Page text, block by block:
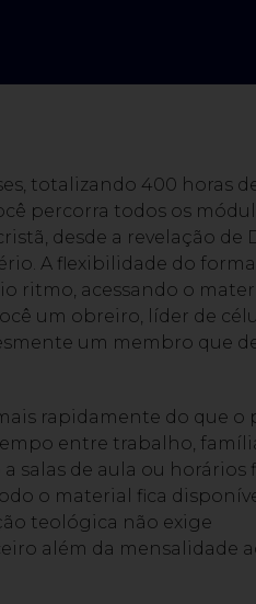
totalizando 400 horas
percorra todos os
desde a revelação de
A flexibilidade do
ritmo, acessando o
um obreiro, líder de
um membro que
rapidamente do que o
entre trabalho,
salas de aula ou horários
o material fica
teológica não exige
além da mensalidade